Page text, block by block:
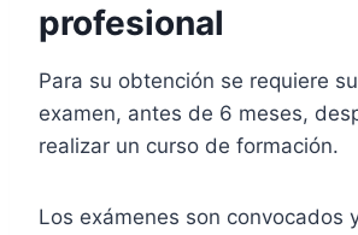
profesional
Para su obtención se requiere
examen, antes de 6 meses,
realizar un curso de formación.
Los exámenes son convocados